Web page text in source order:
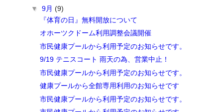
▼9月(9)
『体育の日』無料開放について
オホーツクドーム利用調整会議開催
市民健康プールから利用予定のお知らせです。
9/19 テニスコート 雨天の為、営業中止！
市民健康プールから利用予定のお知らせです。
健康プールから全館専用利用のお知らせです
市民健康プールから利用予定のお知らせです。